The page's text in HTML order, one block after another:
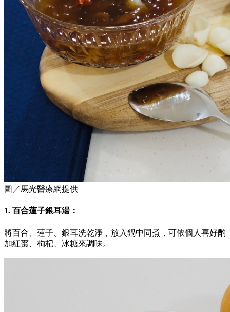
圖／馬光醫療網提供
1. 百合蓮子銀耳湯：
將百合、蓮子、銀耳洗乾淨，放入鍋中同煮，可依個人喜好酌
加紅棗、枸杞、冰糖來調味。